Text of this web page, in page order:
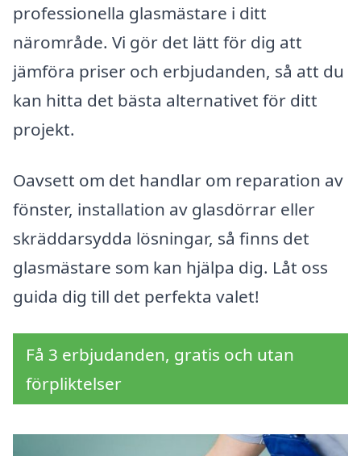
professionella glasmästare i ditt
närområde. Vi gör det lätt för dig att
jämföra priser och erbjudanden, så att du
kan hitta det bästa alternativet för ditt
projekt.
Oavsett om det handlar om reparation av
fönster, installation av glasdörrar eller
skräddarsydda lösningar, så finns det
glasmästare som kan hjälpa dig. Låt oss
guida dig till det perfekta valet!
Få 3 erbjudanden, gratis och utan
förpliktelser